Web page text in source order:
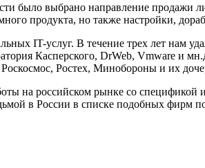
было выбрано направление продажи
продукта, но также настройки,
IT-услуг. В течение трех лет нам
Касперского, DrWeb, Vmware и
Ростех, Минобороны и их
на российском рынке со спецификой
в России в списке подобных фирм